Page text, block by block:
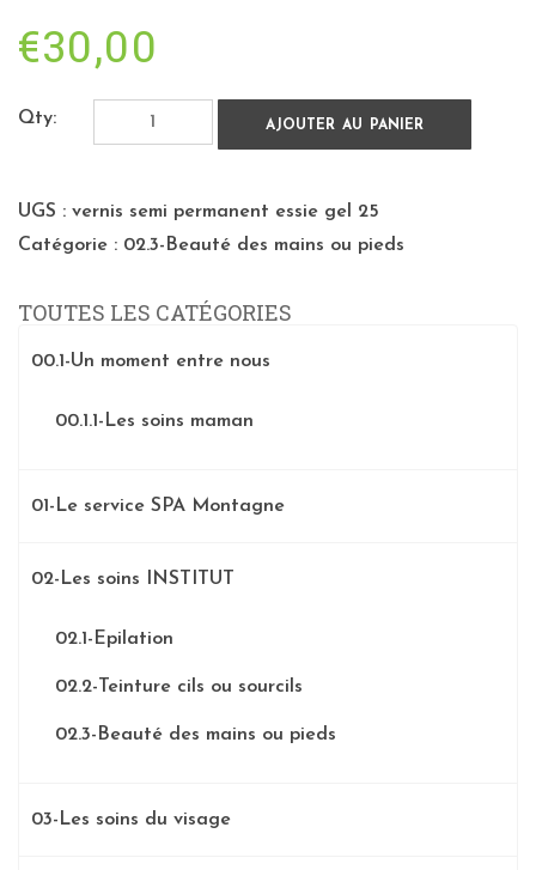
€30,00
Qty: AJOUTER AU PANIER
UGS : vernis semi permanent essie gel 25
Catégorie : 02.3-Beauté des mains ou pieds
TOUTES LES CATÉGORIES
00.1-Un moment entre nous
00.1.1-Les soins maman
01-Le service SPA Montagne
02-Les soins INSTITUT
02.1-Epilation
02.2-Teinture cils ou sourcils
02.3-Beauté des mains ou pieds
03-Les soins du visage